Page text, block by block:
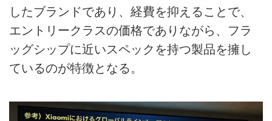
したブランドであり、経費を抑えることで、
エントリークラスの価格でありながら、フラ
ッグシップに近いスペックを持つ製品を擁し
ているのが特徴となる。